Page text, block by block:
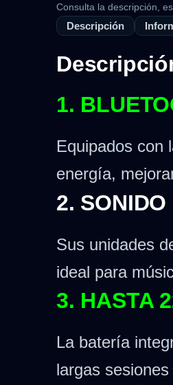
Consulta la descripción,
Descripción
1.
Equipados con
energía,
2.
Sus unidades
ideal para
3. HASTA
La batería
largas